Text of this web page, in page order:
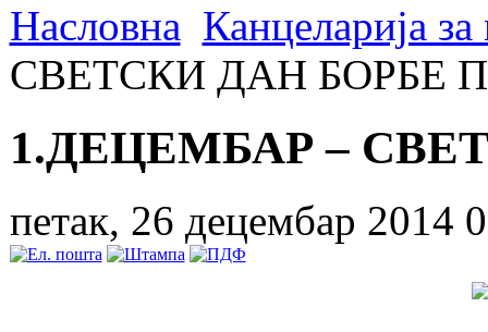
Насловна Канцеларија
СВЕТСКИ ДАН БОРБЕ
1.ДЕЦЕМБАР –
петак, 26 децембар 2014